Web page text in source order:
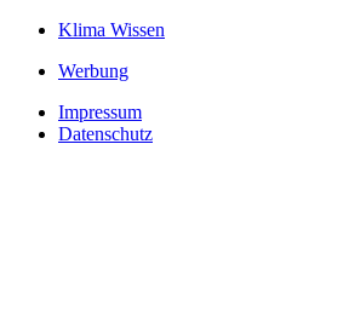
Klima Wissen
Werbung
Impressum
Datenschutz